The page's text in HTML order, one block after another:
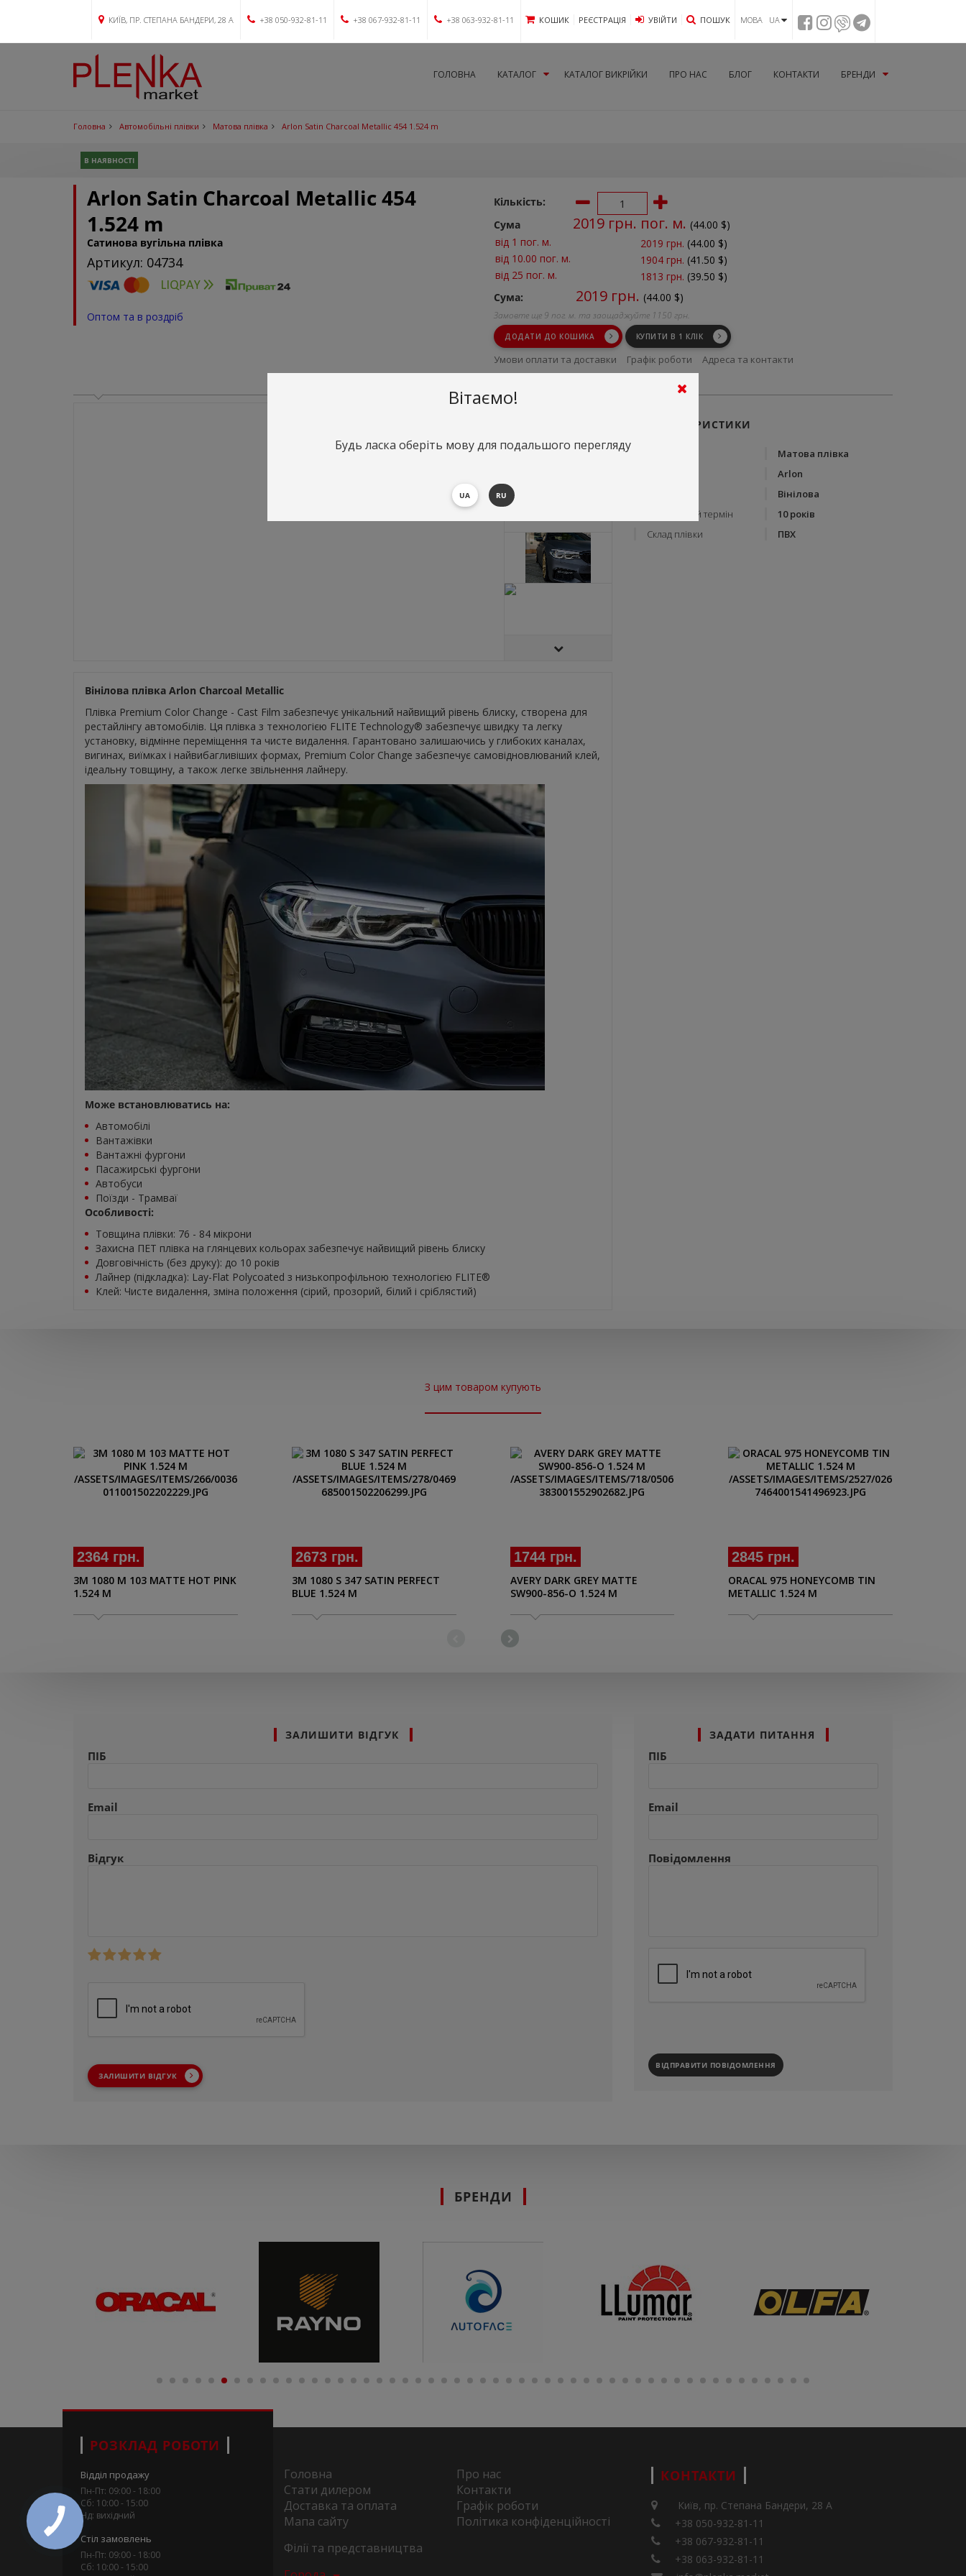
КИЇВ, ПР. СТЕПАНА БАНДЕРИ, 28 А +38 050-932-81-11 +38 067-932-81-11 +38 063-932-81-11 КОШИК РЕЄСТРАЦІЯ УВIЙТИ ПОШУК МОВА UA
ГОЛОВНА КАТАЛОГ КАТАЛОГ ВИКРІЙКИ ПРО НАС БЛОГ КОНТАКТИ БРЕНДИ
Головна Автомобільні плівки Матова плівка Arlon Satin Charcoal Metallic 454 1.524 m
В НАЯВНОСТІ
Arlon Satin Charcoal Metallic 454
1.524 m
Сатинова вугільна плівка
Артикул: 04734
Оптом та в роздріб
Кількість:
Сума
2019 грн. пог. м. (44.00 $)
від 1 пог. м.
2019 грн. (44.00 $)
від 10.00 пог. м.
1904 грн. (41.50 $)
від 25 пог. м.
1813 грн. (39.50 $)
Сума:
2019 грн. (44.00 $)
Замовте ще 9 пог. м. та заощаджуйте 1150 грн.
ДОДАТИ ДО КОШИКА КУПИТИ В 1 КЛІК
Умови оплати та доставки Графік роботи
Адреса та контакти
Умови повернення
Вінілова плівка Arlon Charcoal Metallic
Плівка Premium Color Change - Cast Film забезпечує унікальний найвищий рівень блиску, створена для
рестайлінгу автомобілів. Ця плівка з технологією FLITE Technology® забезпечує швидку та легку
установку, відмінне переміщення та чисте видалення. Гарантовано залишаючись у глибоких каналах,
вигинах, виїмках і найвибагливіших формах, Premium Color Change забезпечує самовідновлюваний клей,
ідеальну товщину, а також легке звільнення лайнеру.
Може встановлюватись на:
Автомобілі
Вантажівки
Вантажні фургони
Пасажирські фургони
Автобуси
Поїзди - Трамваї
Особливості:
Товщина плівки: 76 - 84 мікрони
Захисна ПЕТ плівка на глянцевих кольорах забезпечує найвищий рівень блиску
Довговічність (без друку): до 10 років
Лайнер (підкладка): Lay-Flat Polycoated з низькопрофільною технологією FLITE®
Клей: Чисте видалення, зміна положення (сірий, прозорий, білий і сріблястий)
ХАРАКТЕРИСТИКИ
Матова плівка
Arlon
Вінілова
Гарантійний термін
10 років
Склад плівки
ПВХ
З цим товаром купують
2364 грн.
3M 1080 M 103 MATTE HOT PINK
1.524 M
2673 грн.
3M 1080 S 347 SATIN PERFECT
BLUE 1.524 M
1744 грн.
AVERY DARK GREY MATTE
SW900-856-O 1.524 M
2845 грн.
ORACAL 975 HONEYCOMB TIN
METALLIC 1.524 M
ЗАЛИШИТИ ВІДГУК
ПІБ
Email
Відгук
ЗАЛИШИТИ ВІДГУК
ЗАДАТИ ПИТАННЯ
ПІБ
Email
Повідомлення
ВІДПРАВИТИ ПОВІДОМЛЕННЯ
БРЕНДИ
РОЗКЛАД РОБОТИ
Відділ продажу
Пн-Пт: 09:00 - 18:00
Сб: 10:00 - 15:00
Нд: вихідний
Стіл замовлень
Пн-Пт: 09:00 - 18:00
Сб: 10:00 - 15:00
Головна
Про нас
Стати дилером
Контакти
Доставка та оплата
Графік роботи
Мапа сайту
Політика конфіденційності
Філії та представництва
КОНТАКТИ
Київ, пр. Степана Бандери, 28 А
+38 050-932-81-11
+38 067-932-81-11
+38 063-932-81-11
Вітаємо!
Будь ласка оберіть мову для подальшого перегляду
UA RU